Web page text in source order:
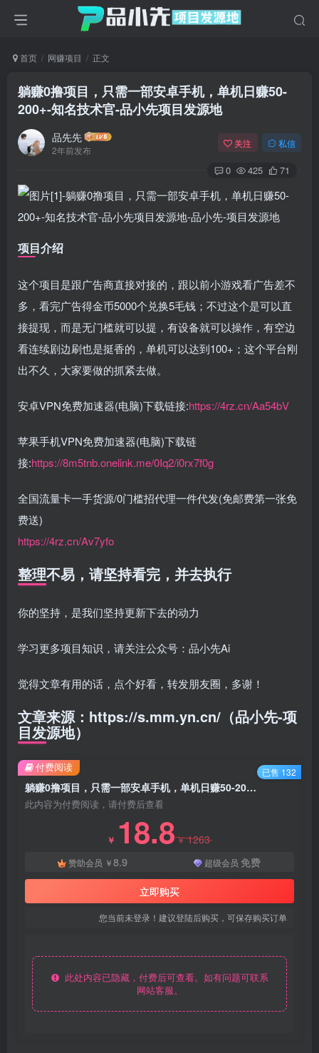
首页 网赚项目 正文
躺赚0撸项目，只需一部安卓手机，单机日赚50-
200+-知名技术官-品小先项目发源地
品先先
2年前发布
关注 私信
0 425 71
项目介绍
这个项目是跟广告商直接对接的，跟以前小游戏看广告差不
多，看完广告得金币5000个兑换5毛钱；不过这个是可以直
接提现，而是无门槛就可以提，有设备就可以操作，有空边
看连续剧边刷也是挺香的，单机可以达到100+；这个平台刚
出不久，大家要做的抓紧去做。
安卓VPN免费加速器(电脑)下载链接:https://4rz.cn/Aa54bV
苹果手机VPN免费加速器(电脑)下载链
接:https://8m5tnb.onelink.me/0Iq2/i0rx7f0g
全国流量卡一手货源/0门槛招代理一件代发(免邮费第一张免
费送)
https://4rz.cn/Av7yfo
整理不易，请坚持看完，并去执行
你的坚持，是我们坚持更新下去的动力
学习更多项目知识，请关注公众号：品小先Ai
觉得文章有用的话，点个好看，转发朋友圈，多谢！
文章来源：https://s.mm.yn.cn/（品小先-项
目发源地）
躺赚0撸项目，只需一部安卓手机，单机日赚50-200+-知名技术官
此内容为付费阅读，请付费后查看
￥ 18.8￥1263
赞助会员 ￥8.9 超级会员 免费
立即购买
您当前未登录！建议登陆后购买，可保存购买订单
此处内容已隐藏，付费后可查看。如有问题可联系
网站客服。
付费阅读 已售 132